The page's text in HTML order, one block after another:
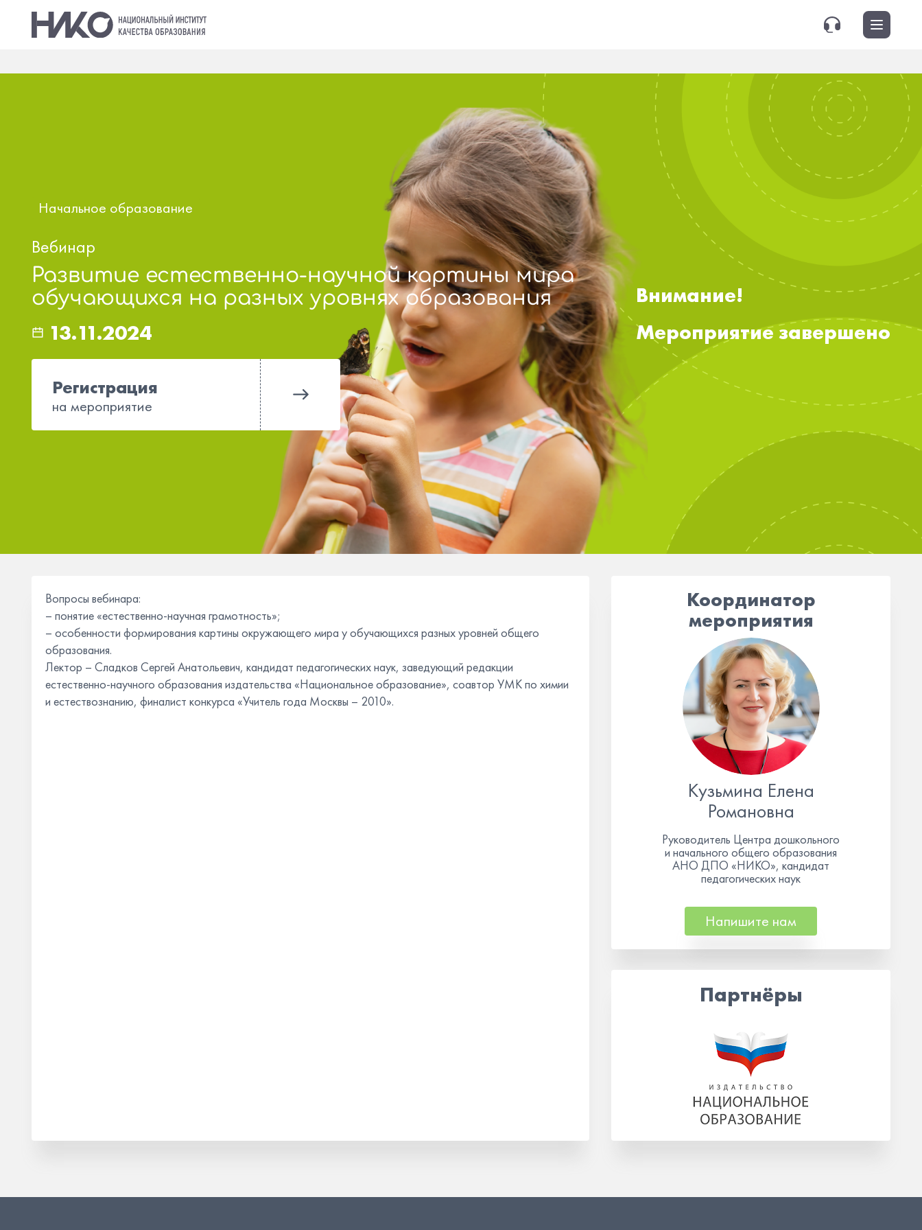
Начальное образование
Вебинар
Развитие естественно-научной картины мира
обучающихся на разных уровнях образования
13.11.2024
Регистрация
на мероприятие
Внимание!
Мероприятие завершено
Вопросы вебинара:
– понятие «естественно-научная грамотность»;
– особенности формирования картины окружающего мира у обучающихся разных уровней общего
образования.
Лектор – Сладков Сергей Анатольевич, кандидат педагогических наук, заведующий редакции
естественно-научного образования издательства «Национальное образование», соавтор УМК по химии
и естествознанию, финалист конкурса «Учитель года Москвы – 2010».
Координатор
мероприятия
Кузьмина Елена
Романовна
Руководитель Центра дошкольного
и начального общего образования
АНО ДПО «НИКО», кандидат
педагогических наук
Напишите нам
Партнёры